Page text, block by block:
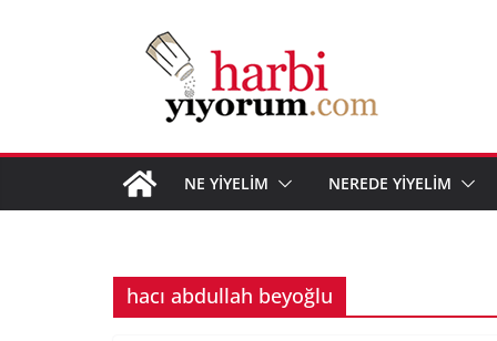
NE YİYELİM NEREDE YİYELİM
hacı abdullah beyoğlu